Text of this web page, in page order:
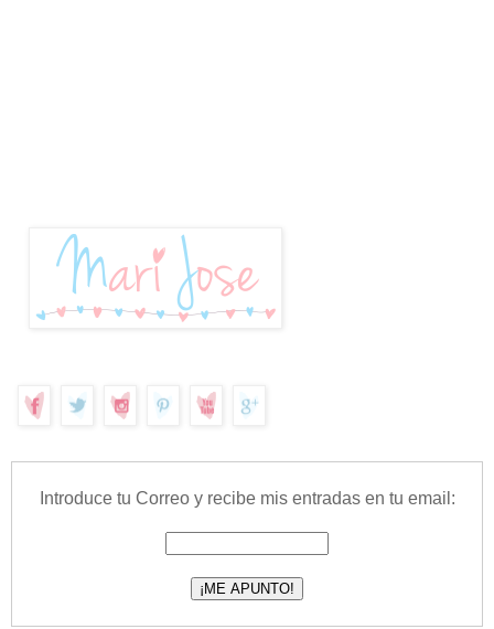
Introduce tu Correo y recibe mis entradas en tu email: